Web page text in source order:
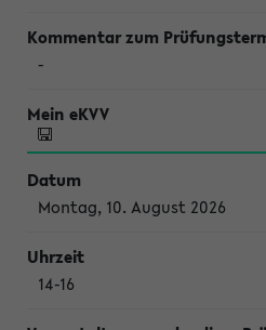
-
Montag, 10. August 2026
14-16